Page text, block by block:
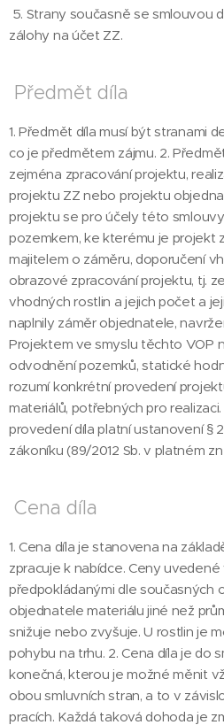
5. Strany současně se smlouvou
zálohy na účet ZZ.
Předmět díla
1. Předmět díla musí být stranami
co je předmětem zájmu. 2.
zejména zpracování projektu,
projektu ZZ nebo projektu
projektu se pro účely této
pozemkem, ke kterému je projekt
majitelem o záměru, doporučení
obrazové zpracování projektu, tj.
vhodných rostlin a jejich počet a
naplnily záměr objednatele,
Projektem ve smyslu těchto VOP
odvodnění pozemků, statické
rozumí konkrétní provedení
materiálů, potřebných pro
provedení díla platní ustanovení §
zákoníku (89/2012 Sb. v platném
Cena díla
1. Cena díla je stanovena na
zpracuje k nabídce. Ceny
předpokládanými dle současných
objednatele materiálu jiné než
snižuje nebo zvyšuje. U rostlin je
pohybu na trhu. 2. Cena díla je do
konečná, kterou je možné měnit
obou smluvních stran, a to v
pracích. Každá taková dohoda je